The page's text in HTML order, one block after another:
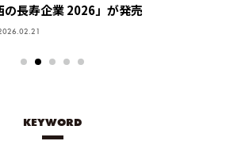
の長寿企業 2026」が発売
KEYWORD